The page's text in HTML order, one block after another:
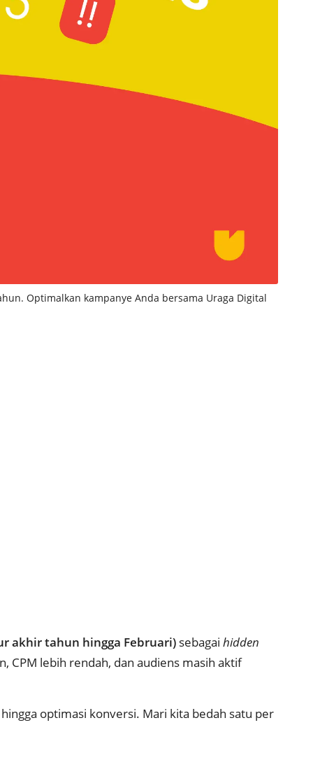
Optimalkan kampanye Anda bersama Uraga Digital
akhir tahun hingga Februari) sebagai hidden
CPM lebih rendah, dan audiens masih aktif
optimasi konversi. Mari kita bedah satu per